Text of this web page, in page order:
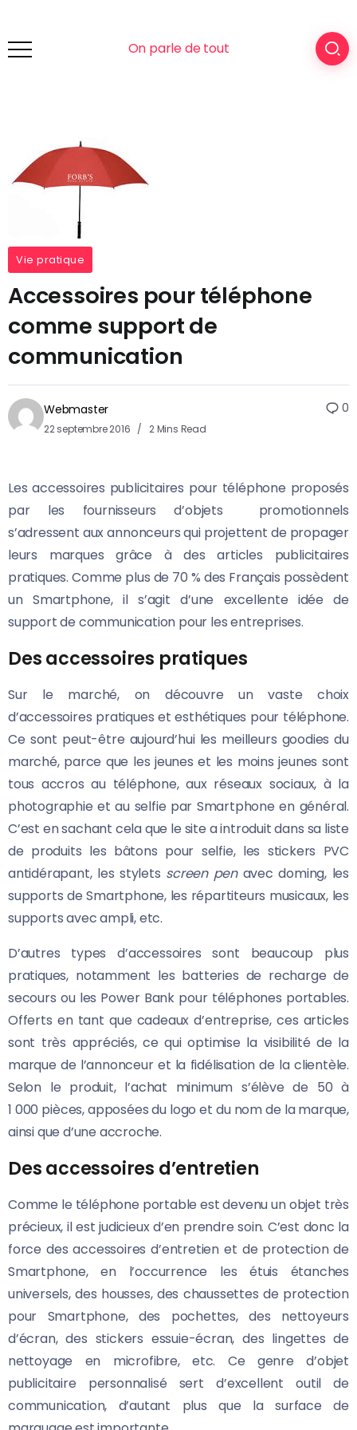
On parle de tout
Vie pratique
Accessoires pour téléphone
comme support de
communication
Webmaster
22 septembre 2016 2 Mins Read
0
Les accessoires publicitaires pour téléphone proposés
par les fournisseurs d’objets promotionnels
s’adressent aux annonceurs qui projettent de propager
leurs marques grâce à des articles publicitaires
pratiques.Comme plus de 70 % des Français possèdent
un Smartphone, il s’agit d’une excellente idée de
support de communication pour les entreprises.
Des accessoires pratiques
Sur le marché, on découvre un vaste choix
d’accessoires pratiques et esthétiques pour téléphone.
Ce sont peut-être aujourd’hui les meilleurs goodies du
marché, parce que les jeunes et les moins jeunes sont
tous accros au téléphone, aux réseaux sociaux, à la
photographie et au selfie par Smartphone en général.
C’est en sachant cela que le site a introduit dans sa liste
de produits les bâtons pour selfie, les stickers PVC
antidérapant, les stylets screen penavec doming, les
supports de Smartphone, les répartiteurs musicaux, les
supports avec ampli, etc.
D’autres types d’accessoires sont beaucoup plus
pratiques, notamment les batteries de recharge de
secours ou les Power Bank pour téléphones portables.
Offerts en tant que cadeaux d’entreprise, ces articles
sont très appréciés, ce qui optimise la visibilité de la
marque de l’annonceur et la fidélisation de la clientèle.
Selon le produit, l’achat minimum s’élève de 50 à
1 000 pièces, apposées du logo et du nom de la marque,
ainsi que d’une accroche.
Des accessoires d’entretien
Comme le téléphone portable est devenu un objet très
précieux, il est judicieux d’en prendre soin. C’est donc la
force des accessoires d’entretien et de protection de
Smartphone, en l’occurrence les étuis étanches
universels, des housses, des chaussettes de protection
pour Smartphone, des pochettes, des nettoyeurs
d’écran, des stickers essuie-écran, des lingettes de
nettoyage en microfibre, etc. Ce genre d’objet
publicitaire personnalisé sert d’excellent outil de
communication, d’autant plus que la surface de